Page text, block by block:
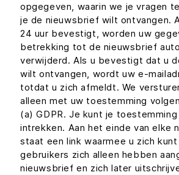
opgegeven, waarin we je vragen
je de nieuwsbrief wilt ontvangen.
24 uur bevestigt, worden uw
betrekking tot de nieuwsbrief
verwijderd. Als u bevestigt dat u
wilt ontvangen, wordt uw e-
totdat u zich afmeldt. We
alleen met uw toestemming
(a) GDPR. Je kunt je
intrekken. Aan het einde van elke
staat een link waarmee u zich
gebruikers zich alleen hebben
nieuwsbrief en zich later